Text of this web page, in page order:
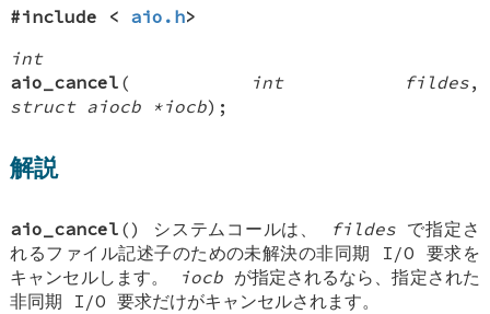
#include < aio.h>
int
aio_cancel ( int fildes,
struct aiocb *iocb);
解説
aio_cancel () システムコールは、 fildesで指定さ
れるファイル記述子のための未解決の非同期 I/O 要求を
キャンセルします。
iocbが指定されるなら、指定された
非同期 I/O 要求だけがキャンセルされます。